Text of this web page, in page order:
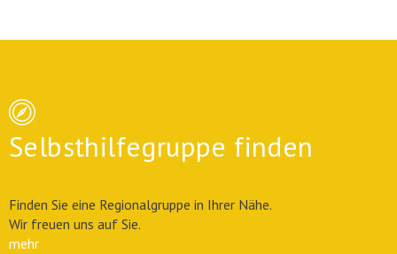
Selbsthilfegruppe finden
Finden Sie eine Regionalgruppe in Ihrer Nähe.
Wir freuen uns auf Sie.
mehr